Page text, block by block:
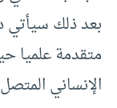
بعد ذلك سيأتي
متقدمة علميا
الإنساني